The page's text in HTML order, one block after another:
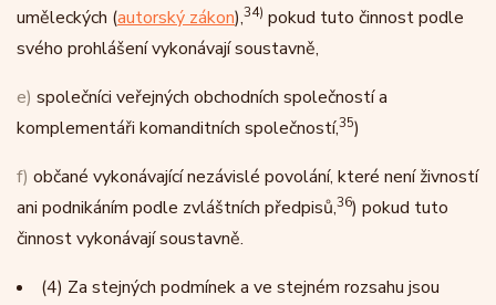
uměleckých (autorský zákon),34) pokud tuto činnost podle
svého prohlášení vykonávají soustavně,
e) společníci veřejných obchodních společností a
komplementáři komanditních společností,35)
f) občané vykonávající nezávislé povolání, které není živností
ani podnikáním podle zvláštních předpisů,36) pokud tuto
činnost vykonávají soustavně.
(4) Za stejných podmínek a ve stejném rozsahu jsou